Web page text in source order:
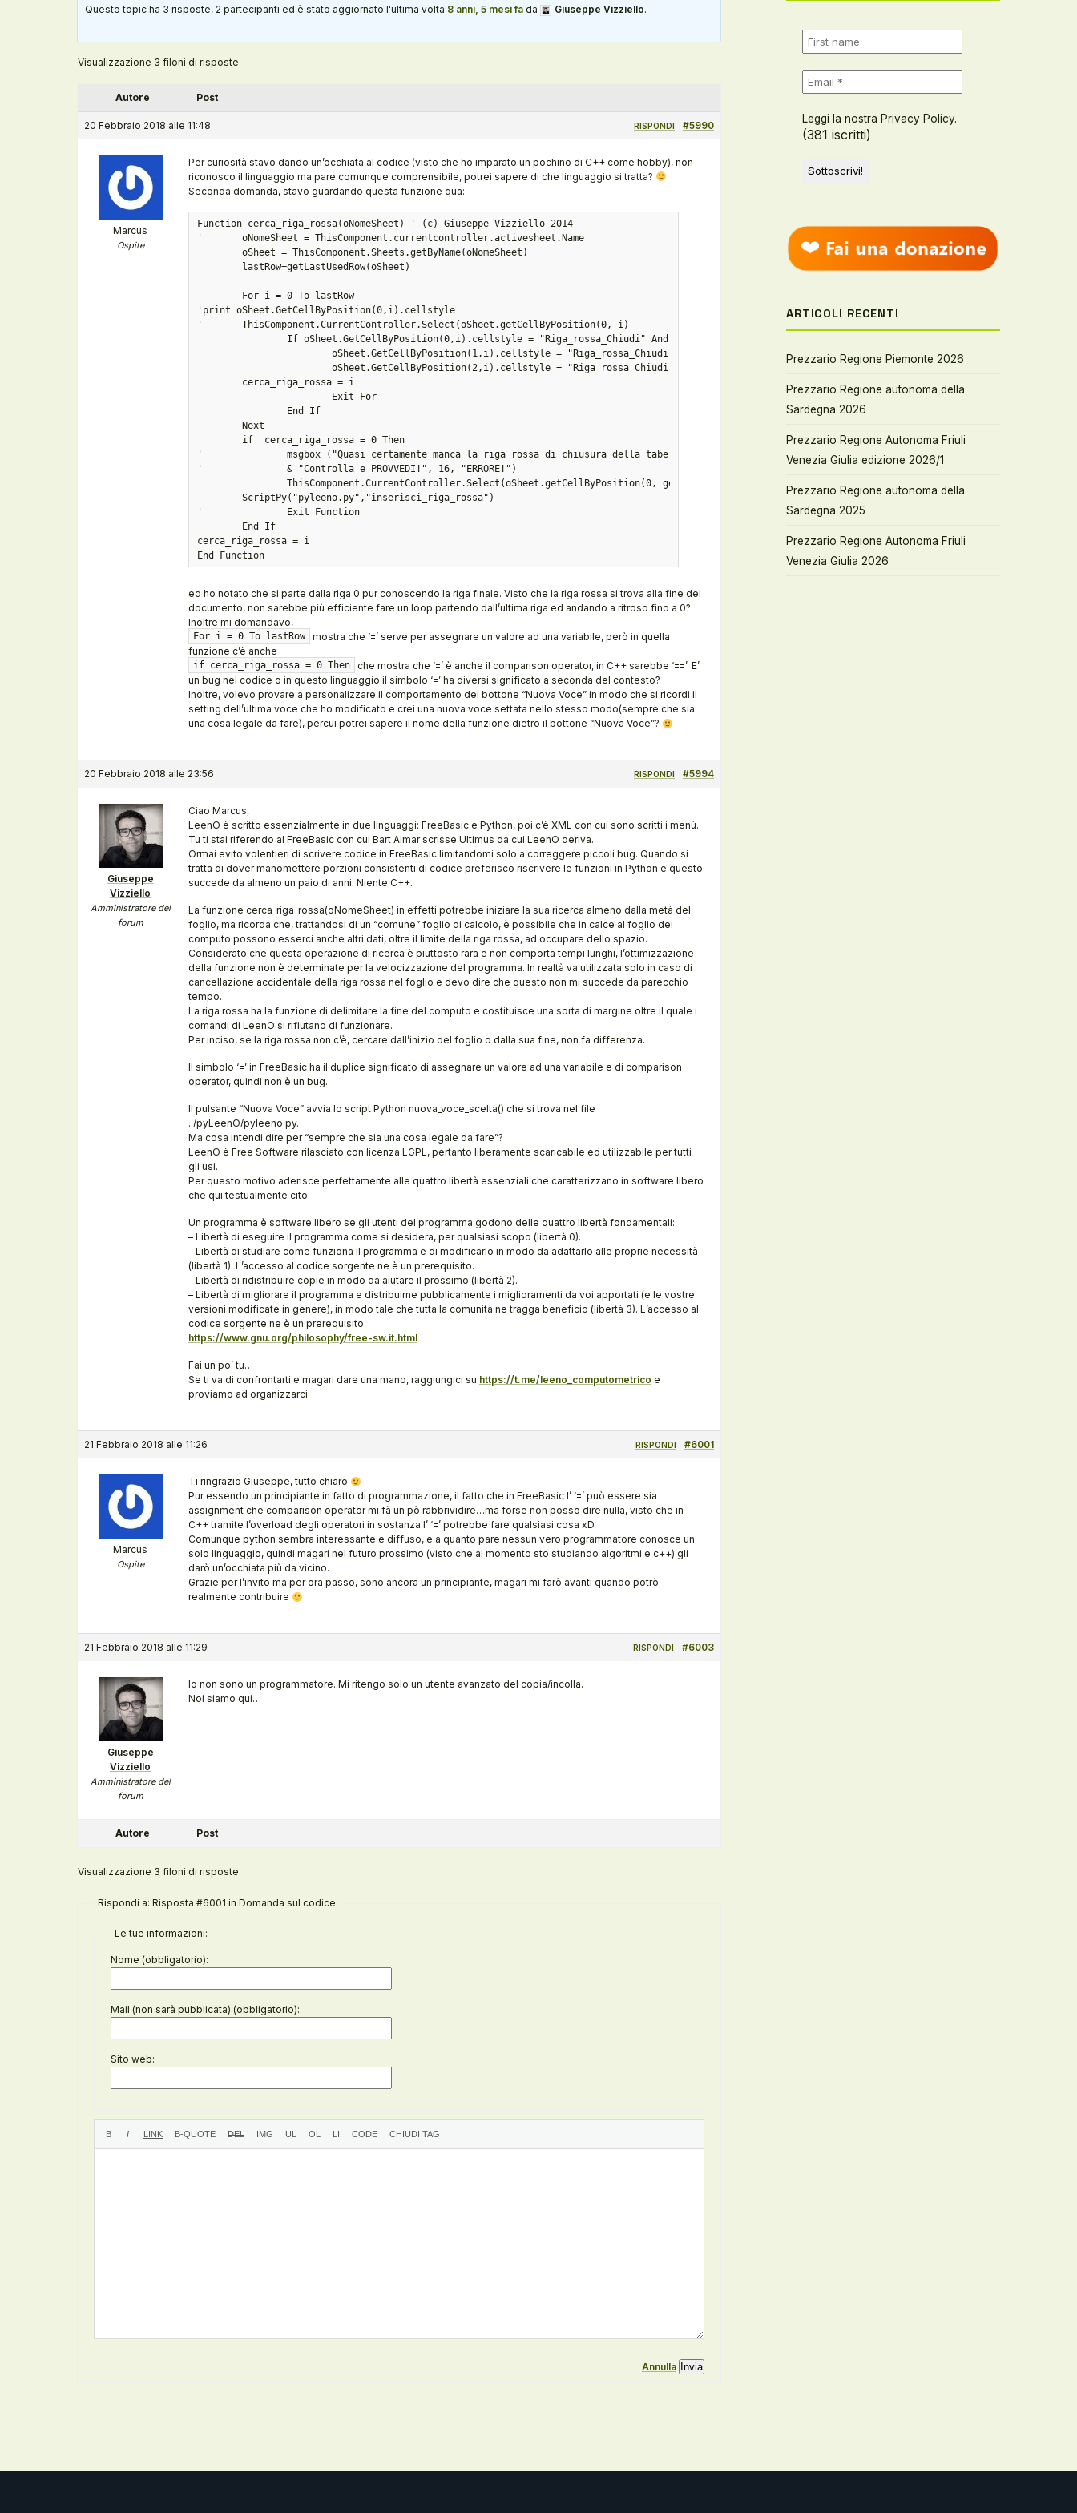
Questo topic ha 3 risposte, 2 partecipanti ed è stato aggiornato l'ultima volta 8 anni, 5 mesi fa da Giuseppe Vizziello.
Visualizzazione 3 filoni di risposte
Autore Post
20 Febbraio 2018 alle 11:48 #5990
RISPONDI
Marcus
Ospite
Per curiosità stavo dando un’occhiata al codice (visto che ho imparato un pochino di C++ come hobby), non
riconosco il linguaggio ma pare comunque comprensibile, potrei sapere di che linguaggio si tratta?
Seconda domanda, stavo guardando questa funzione qua:
Function cerca_riga_rossa(oNomeSheet) ' (c) Giuseppe Vizziello 2014
'	oNomeSheet = ThisComponent.currentcontroller.activesheet.Name
'print oSheet.GetCellByPosition(0,i).cellstyle
'	ThisComponent.CurrentController.Select(oSheet.getCellByPosition(0, i)
'		msgbox ("Quasi certamente manca la riga rossa di chiusura della tabella!"& CHR(10)_
'		& "Controlla e PROVVEDI!", 16, "ERRORE!")
'		Exit Function
cerca_riga_rossa = i
End Function
ed ho notato che si parte dalla riga 0 pur conoscendo la riga finale. Visto che la riga rossa si trova alla fine del
documento, non sarebbe più efficiente fare un loop partendo dall’ultima riga ed andando a ritroso fino a 0?
Inoltre mi domandavo,
For i = 0 To lastRow
mostra che ‘=’ serve per assegnare un valore ad una variabile, però in quella
funzione c’è anche
if cerca_riga_rossa = 0 Then
che mostra che ‘=’ è anche il comparison operator, in C++ sarebbe ‘==’. E’
un bug nel codice o in questo linguaggio il simbolo ‘=’ ha diversi significato a seconda del contesto?
Inoltre, volevo provare a personalizzare il comportamento del bottone “Nuova Voce” in modo che si ricordi il
setting dell’ultima voce che ho modificato e crei una nuova voce settata nello stesso modo(sempre che sia
una cosa legale da fare), percui potrei sapere il nome della funzione dietro il bottone “Nuova Voce”?
20 Febbraio 2018 alle 23:56 #5994
RISPONDI
Giuseppe
Vizziello
Amministratore del
forum
Ciao Marcus,
LeenO è scritto essenzialmente in due linguaggi: FreeBasic e Python, poi c’è XML con cui sono scritti i menù.
Tu ti stai riferendo al FreeBasic con cui Bart Aimar scrisse Ultimus da cui LeenO deriva.
Ormai evito volentieri di scrivere codice in FreeBasic limitandomi solo a correggere piccoli bug. Quando si
tratta di dover manomettere porzioni consistenti di codice preferisco riscrivere le funzioni in Python e questo
succede da almeno un paio di anni. Niente C++.
La funzione cerca_riga_rossa(oNomeSheet) in effetti potrebbe iniziare la sua ricerca almeno dalla metà del
foglio, ma ricorda che, trattandosi di un “comune” foglio di calcolo, è possibile che in calce al foglio del
computo possono esserci anche altri dati, oltre il limite della riga rossa, ad occupare dello spazio.
Considerato che questa operazione di ricerca è piuttosto rara e non comporta tempi lunghi, l’ottimizzazione
della funzione non è determinate per la velocizzazione del programma. In realtà va utilizzata solo in caso di
cancellazione accidentale della riga rossa nel foglio e devo dire che questo non mi succede da parecchio
tempo.
La riga rossa ha la funzione di delimitare la fine del computo e costituisce una sorta di margine oltre il quale i
comandi di LeenO si rifiutano di funzionare.
Per inciso, se la riga rossa non c’è, cercare dall’inizio del foglio o dalla sua fine, non fa differenza.
Il simbolo ‘=’ in FreeBasic ha il duplice significato di assegnare un valore ad una variabile e di comparison
operator, quindi non è un bug.
Il pulsante “Nuova Voce” avvia lo script Python nuova_voce_scelta() che si trova nel file
../pyLeenO/pyleeno.py.
Ma cosa intendi dire per “sempre che sia una cosa legale da fare”?
LeenO è Free Software rilasciato con licenza LGPL, pertanto liberamente scaricabile ed utilizzabile per tutti
gli usi.
Per questo motivo aderisce perfettamente alle quattro libertà essenziali che caratterizzano in software libero
che qui testualmente cito:
Un programma è software libero se gli utenti del programma godono delle quattro libertà fondamentali:
– Libertà di eseguire il programma come si desidera, per qualsiasi scopo (libertà 0).
– Libertà di studiare come funziona il programma e di modificarlo in modo da adattarlo alle proprie necessità
(libertà 1). L’accesso al codice sorgente ne è un prerequisito.
– Libertà di ridistribuire copie in modo da aiutare il prossimo (libertà 2).
– Libertà di migliorare il programma e distribuirne pubblicamente i miglioramenti da voi apportati (e le vostre
versioni modificate in genere), in modo tale che tutta la comunità ne tragga beneficio (libertà 3). L’accesso al
codice sorgente ne è un prerequisito.
https://www.gnu.org/philosophy/free-sw.it.html
Fai un po’ tu…
Se ti va di confrontarti e magari dare una mano, raggiungici su https://t.me/leeno_computometrico e
proviamo ad organizzarci.
21 Febbraio 2018 alle 11:26 #6001
RISPONDI
Marcus
Ospite
Ti ringrazio Giuseppe, tutto chiaro
Pur essendo un principiante in fatto di programmazione, il fatto che in FreeBasic l’ ‘=’ può essere sia
assignment che comparison operator mi fà un pò rabbrividire…ma forse non posso dire nulla, visto che in
C++ tramite l’overload degli operatori in sostanza l’ ‘=’ potrebbe fare qualsiasi cosa xD
Comunque python sembra interessante e diffuso, e a quanto pare nessun vero programmatore conosce un
solo linguaggio, quindi magari nel futuro prossimo (visto che al momento sto studiando algoritmi e c++) gli
darò un’occhiata più da vicino.
Grazie per l’invito ma per ora passo, sono ancora un principiante, magari mi farò avanti quando potrò
realmente contribuire
21 Febbraio 2018 alle 11:29 #6003
RISPONDI
Giuseppe
Vizziello
Amministratore del
forum
Io non sono un programmatore. Mi ritengo solo un utente avanzato del copia/incolla.
Noi siamo qui…
Autore Post
Visualizzazione 3 filoni di risposte
Rispondi a: Risposta #6001 in Domanda sul codice
Le tue informazioni:
Nome (obbligatorio):
Mail (non sarà pubblicata) (obbligatorio):
Sito web:
Annulla Invia
Leggi la nostra Privacy Policy.
(381 iscritti)
ARTICOLI RECENTI
Prezzario Regione Piemonte 2026
Prezzario Regione autonoma della
Sardegna 2026
Prezzario Regione Autonoma Friuli
Venezia Giulia edizione 2026/1
Prezzario Regione autonoma della
Sardegna 2025
Prezzario Regione Autonoma Friuli
Venezia Giulia 2026